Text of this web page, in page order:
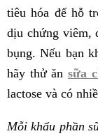
tiêu hóa để hỗ
dịu chứng viêm,
bụng. Nếu bạn
hãy thử ănsữa
lactose và có
Mỗi khẩu phần